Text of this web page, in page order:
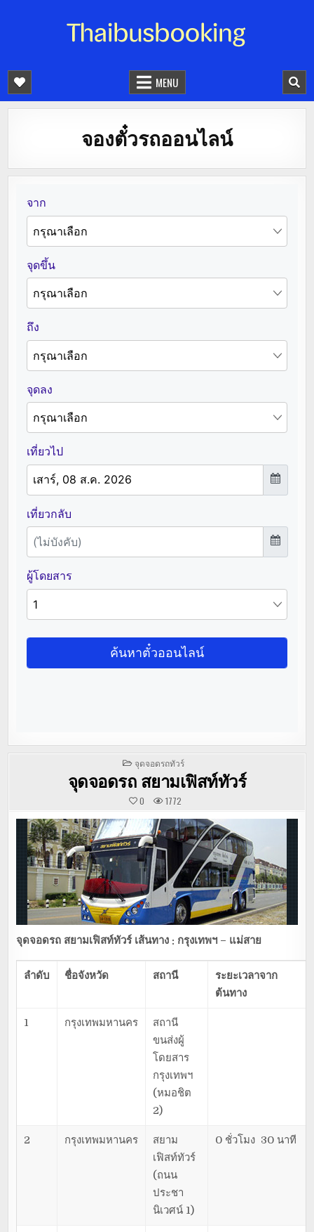
จองตั๋วรถออนไลน์ 24 ชั่วโมง
MENU
จองตั๋วรถออนไลน์
POSTED
IN
จุดจอดรถทัวร์
จุดจอดรถ สยามเฟิสท์ทัวร์
0 1772
จุดจอดรถ สยามเฟิสท์ทัวร์เส้นทาง : กรุงเทพฯ – แม่สาย
ลำดับ ชื่อจังหวัด สถานี
ระยะเวลาจาก
ต้นทาง
1 กรุงเทพมหานคร
สถานี
ขนส่งผู้
โดยสาร
กรุงเทพฯ
(หมอชิต
2)
2 กรุงเทพมหานคร
สยาม
เฟิสท์ทัวร์
(ถนน
ประชา
นิเวศน์ 1)
0 ชั่วโมง 30 นาที